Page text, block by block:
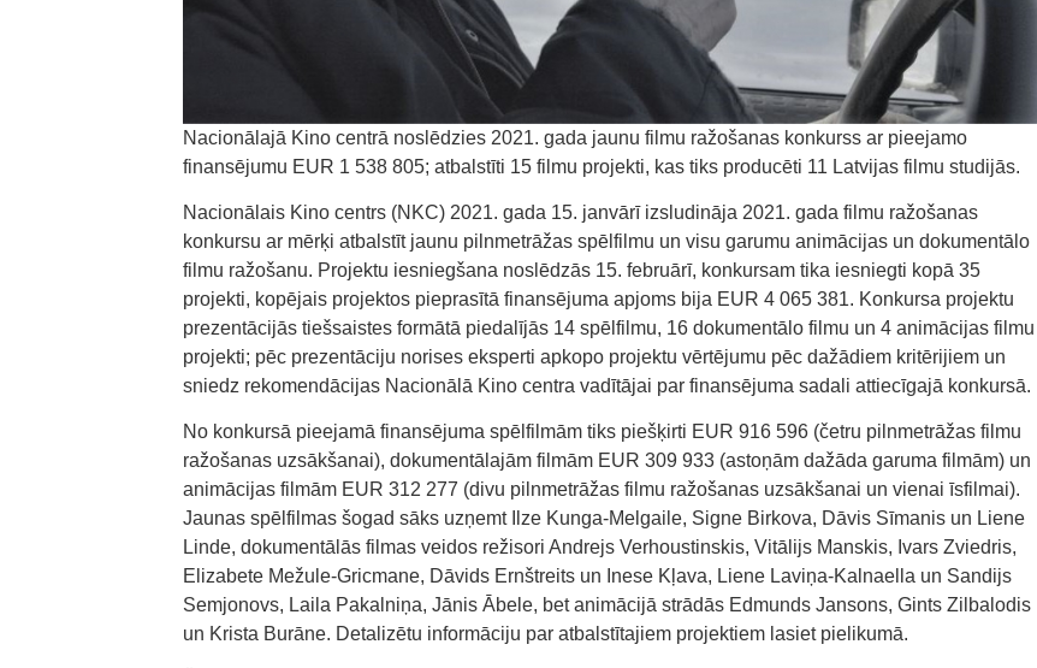
Nacionālajā Kino centrā noslēdzies 2021. gada jaunu filmu ražošanas konkurss ar pieejamo
finansējumu EUR 1 538 805; atbalstīti 15 filmu projekti, kas tiks producēti 11 Latvijas filmu studijās.
Nacionālais Kino centrs (NKC) 2021. gada 15. janvārī izsludināja 2021. gada filmu ražošanas
konkursu ar mērķi atbalstīt jaunu pilnmetrāžas spēlfilmu un visu garumu animācijas un dokumentālo
filmu ražošanu. Projektu iesniegšana noslēdzās 15. februārī, konkursam tika iesniegti kopā 35
projekti, kopējais projektos pieprasītā finansējuma apjoms bija EUR 4 065 381. Konkursa projektu
prezentācijās tiešsaistes formātā piedalījās 14 spēlfilmu, 16 dokumentālo filmu un 4 animācijas filmu
projekti; pēc prezentāciju norises eksperti apkopo projektu vērtējumu pēc dažādiem kritērijiem un
sniedz rekomendācijas Nacionālā Kino centra vadītājai par finansējuma sadali attiecīgajā konkursā.
No konkursā pieejamā finansējuma spēlfilmām tiks piešķirti EUR 916 596 (četru pilnmetrāžas filmu
ražošanas uzsākšanai), dokumentālajām filmām EUR 309 933 (astoņām dažāda garuma filmām) un
animācijas filmām EUR 312 277 (divu pilnmetrāžas filmu ražošanas uzsākšanai un vienai īsfilmai).
Jaunas spēlfilmas šogad sāks uzņemt Ilze Kunga-Melgaile, Signe Birkova, Dāvis Sīmanis un Liene
Linde, dokumentālās filmas veidos režisori Andrejs Verhoustinskis, Vitālijs Manskis, Ivars Zviedris,
Elizabete Mežule-Gricmane, Dāvids Ernštreits un Inese Kļava, Liene Laviņa-Kalnaella un Sandijs
Semjonovs, Laila Pakalniņa, Jānis Ābele, bet animācijā strādās Edmunds Jansons, Gints Zilbalodis
un Krista Burāne. Detalizētu informāciju par atbalstītajiem projektiem lasiet pielikumā.